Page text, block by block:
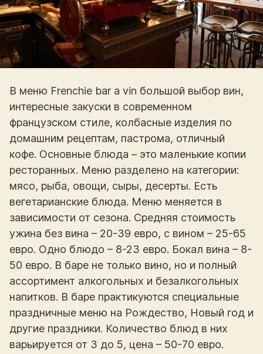
В меню Frenchie bar a vin большой выбор вин,
интересные закуски в современном
французском стиле, колбасные изделия по
домашним рецептам, пастрома, отличный
кофе. Основные блюда – это маленькие копии
ресторанных. Меню разделено на категории:
мясо, рыба, овощи, сыры, десерты. Есть
вегетарианские блюда. Меню меняется в
зависимости от сезона. Средняя стоимость
ужина без вина – 20-39 евро, с вином – 25-65
евро. Одно блюдо – 8-23 евро. Бокал вина – 8-
50 евро. В баре не только вино, но и полный
ассортимент алкогольных и безалкогольных
напитков. В баре практикуются специальные
праздничные меню на Рождество, Новый год и
другие праздники. Количество блюд в них
варьируется от 3 до 5, цена – 50-70 евро.